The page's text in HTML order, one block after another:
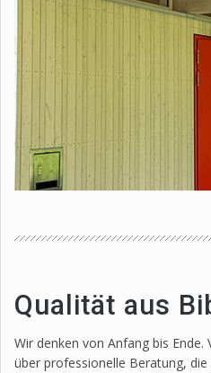
Qualität aus
Wir denken von Anfang bis
über professionelle Beratung,